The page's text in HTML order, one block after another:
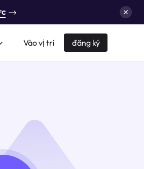
Vào vị trí đăng ký